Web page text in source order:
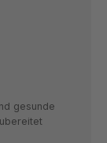
gesunde